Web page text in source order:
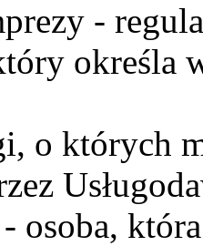
-
określa
o których
osoba,